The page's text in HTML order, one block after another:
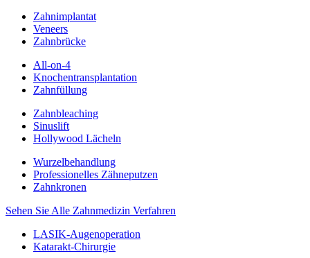
Zahnimplantat
Veneers
Zahnbrücke
All-on-4
Knochentransplantation
Zahnfüllung
Zahnbleaching
Sinuslift
Hollywood Lächeln
Wurzelbehandlung
Professionelles Zähneputzen
Zahnkronen
Sehen Sie Alle Zahnmedizin Verfahren
LASIK-Augenoperation
Katarakt-Chirurgie